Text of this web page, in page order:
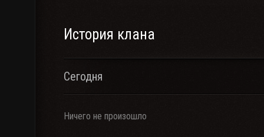
История клана
Сегодня
Ничего не произошло